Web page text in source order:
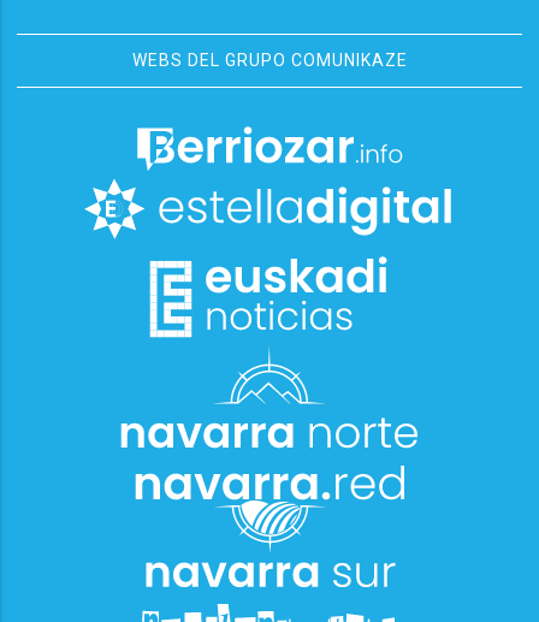
WEBS DEL GRUPO COMUNIKAZE